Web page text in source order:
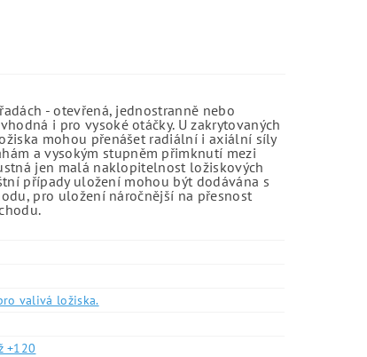
- otevřená, jednostranně nebo
i pro vysoké otáčky. U zakrytovaných
mohou přenášet radiální i axiální síly
a vysokým stupněm přimknutí mezi
jen malá naklopitelnost ložiskových
případy uložení mohou být dodávána s
pro uložení náročnější na přesnost
valivá ložiska.
+120